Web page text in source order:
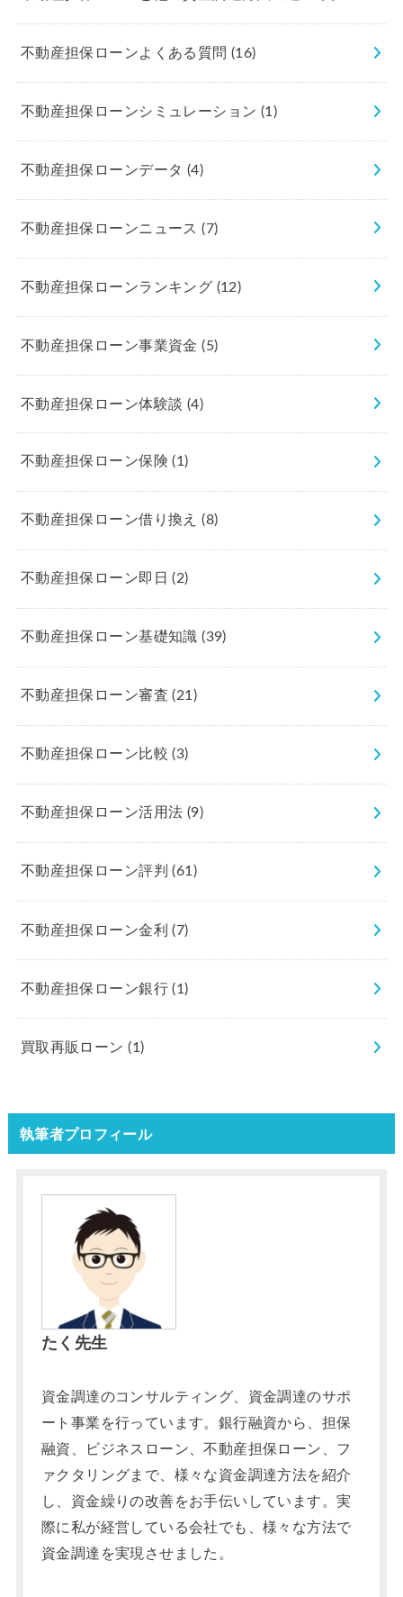
不動産担保ローンよくある質問(16)
不動産担保ローンシミュレーション (1)
不動産担保ローンデータ (4)
不動産担保ローンニュース(7)
不動産担保ローンランキング (12)
不動産担保ローン事業資金(5)
不動産担保ローン体験談 (4)
不動産担保ローン保険(1)
不動産担保ローン借り換え(8)
不動産担保ローン即日(2)
不動産担保ローン基礎知識(39)
不動産担保ローン審査(21)
不動産担保ローン比較(3)
不動産担保ローン活用法 (9)
不動産担保ローン評判(61)
不動産担保ローン金利(7)
不動産担保ローン銀行(1)
買取再販ローン(1)
執筆者プロフィール
たく先生
資金調達のコンサルティング、資金調達のサポ
ート事業を行っています。銀行融資から、担保
融資、ビジネスローン、不動産担保ローン、フ
ァクタリングまで、様々な資金調達方法を紹介
し、資金繰りの改善をお手伝いしています。実
際に私が経営している会社でも、様々な方法で
資金調達を実現させました。